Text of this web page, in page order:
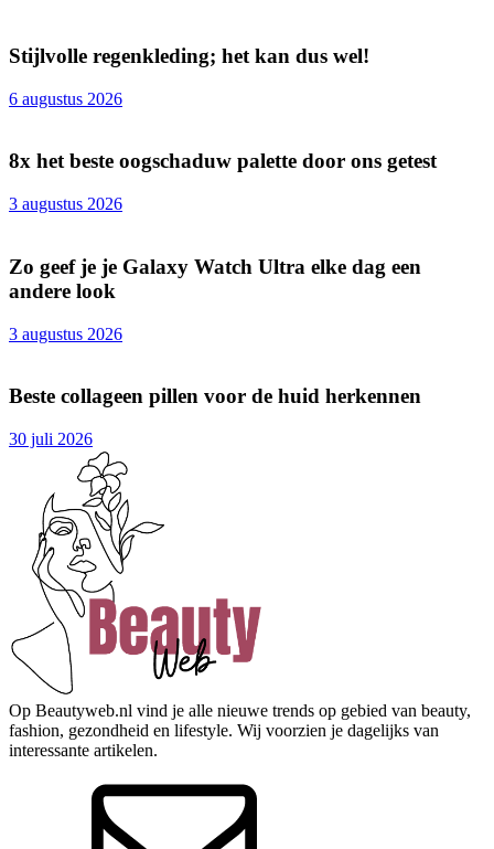
Stijlvolle regenkleding; het kan dus wel!
6 augustus 2026
8x het beste oogschaduw palette door ons getest
3 augustus 2026
Zo geef je je Galaxy Watch Ultra elke dag een
andere look
3 augustus 2026
Beste collageen pillen voor de huid herkennen
30 juli 2026
Op Beautyweb.nl vind je alle nieuwe trends op gebied van beauty,
fashion, gezondheid en lifestyle. Wij voorzien je dagelijks van
interessante artikelen.